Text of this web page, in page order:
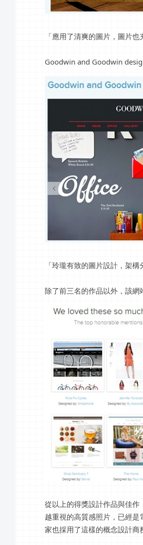
「應用了清爽的圖片，圖片
Goodwin and Goodwin
「玲瓏有致的圖片設計，架
除了前三名的作品以外，該
從以上的得獎設計作品與佳
越重視的高質感照片，已經
家也採用了這樣的概念設計商